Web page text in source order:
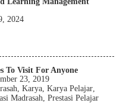
2024
To Visit For Anyone
23, 2019
,Karya ,Karya Pelajar
Madrasah ,Prestasi Pelajar